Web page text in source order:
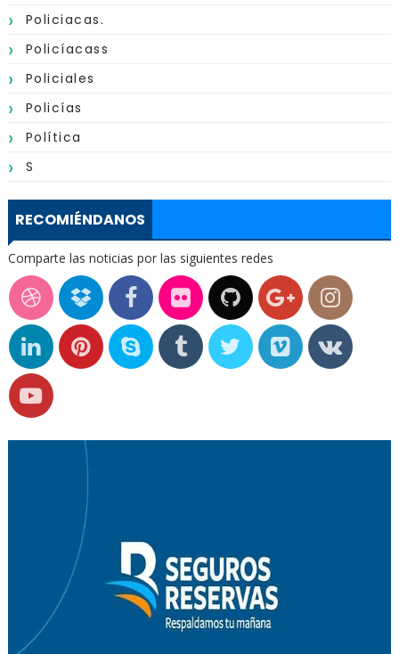
Policiacas.
Policíacass
Policiales
Policías
Política
S
RECOMIÉNDANOS
Comparte las noticias por las siguientes redes